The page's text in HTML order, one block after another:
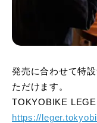
発売に合わせて特
ただけます。
TOKYOBIKE
https://